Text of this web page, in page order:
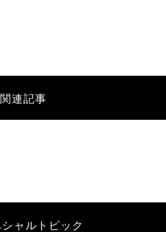
関連記事
シャルトピック